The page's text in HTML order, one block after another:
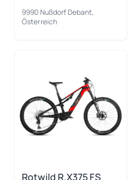
9990 Nußdorf Debant,
Österreich
Rotwild R.X375 FS